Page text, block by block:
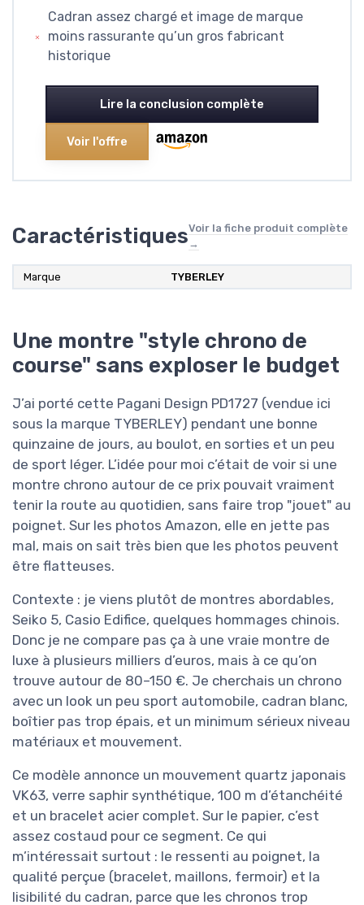
Cadran assez chargé et image de marque
moins rassurante qu’un gros fabricant
historique
Lire la conclusion complète
Voir l'offre
CaractéristiquesVoir la fiche produit complète
→
Marque TYBERLEY
Une montre "style chrono de
course" sans exploser le budget
J’ai porté cette Pagani Design PD1727 (vendue ici
sous la marque TYBERLEY) pendant une bonne
quinzaine de jours, au boulot, en sorties et un peu
de sport léger. L’idée pour moi c’était de voir si une
montre chrono autour de ce prix pouvait vraiment
tenir la route au quotidien, sans faire trop "jouet" au
poignet. Sur les photos Amazon, elle en jette pas
mal, mais on sait très bien que les photos peuvent
être flatteuses.
Contexte : je viens plutôt de montres abordables,
Seiko 5, Casio Edifice, quelques hommages chinois.
Donc je ne compare pas ça à une vraie montre de
luxe à plusieurs milliers d’euros, mais à ce qu’on
trouve autour de 80–150 €. Je cherchais un chrono
avec un look un peu sport automobile, cadran blanc,
boîtier pas trop épais, et un minimum sérieux niveau
matériaux et mouvement.
Ce modèle annonce un mouvement quartz japonais
VK63, verre saphir synthétique, 100 m d’étanchéité
et un bracelet acier complet. Sur le papier, c’est
assez costaud pour ce segment. Ce qui
m’intéressait surtout : le ressenti au poignet, la
qualité perçue (bracelet, maillons, fermoir) et la
lisibilité du cadran, parce que les chronos trop